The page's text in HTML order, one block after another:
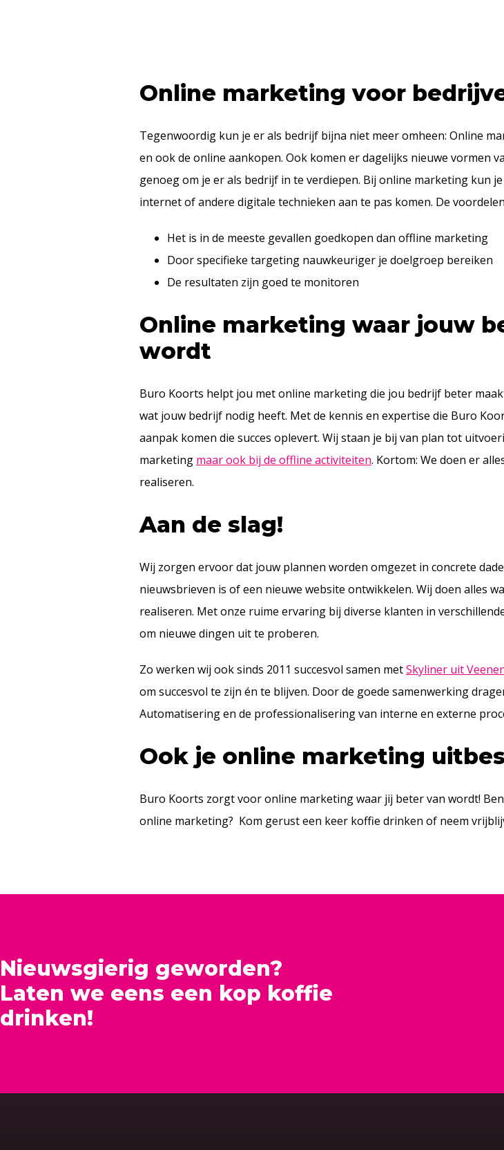
Online marketing voor
Tegenwoordig kun je er als bedrijf bijna niet meer omheen: Online
en ook de online aankopen. Ook komen er dagelijks nieuwe vormen
genoeg om je er als bedrijf in te verdiepen. Bij online marketing kun
internet of andere digitale technieken aan te pas komen. De
Het is in de meeste gevallen goedkopen dan offline marketing
Door specifieke targeting nauwkeuriger je doelgroep bereiken
De resultaten zijn goed te monitoren
Online marketing waar jouw
wordt
Buro Koorts helpt jou met online marketing die jou bedrijf beter
wat jouw bedrijf nodig heeft. Met de kennis en expertise die Buro
aanpak komen die succes oplevert. Wij staan je bij van plan tot
marketing maar ook bij de offline activiteiten. Kortom: We doen er
realiseren.
Aan de slag!
Wij zorgen ervoor dat jouw plannen worden omgezet in concrete
nieuwsbrieven is of een nieuwe website ontwikkelen. Wij doen alles
realiseren. Met onze ruime ervaring bij diverse klanten in
om nieuwe dingen uit te proberen.
Zo werken wij ook sinds 2011 succesvol samen metSkyliner uit
om succesvol te zijn én te blijven. Door de goede samenwerking
Automatisering en de professionalisering van interne en externe
Ook je online marketing
Buro Koorts zorgt voor online marketing waar jij beter van wordt!
online marketing? Kom gerust een keer koffie drinken of neem
Nieuwsgierig geworden?
Laten we eens een kop koffie
drinken!